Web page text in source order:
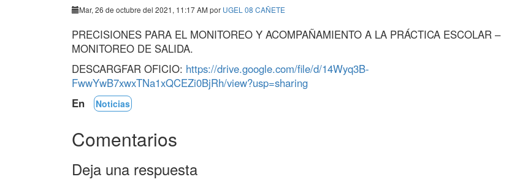
Mar, 26 de octubre del 2021, 11:17 AM por UGEL 08 CAÑETE
PRECISIONES PARA EL MONITOREO Y ACOMPAÑAMIENTO A LA PRÁCTICA ESCOLAR –
MONITOREO DE SALIDA.
DESCARGFAR OFICIO: https://drive.google.com/file/d/14Wyq3B-
FwwYwB7xwxTNa1xQCEZi0BjRh/view?usp=sharing
En
Noticias
Comentarios
Deja una respuesta